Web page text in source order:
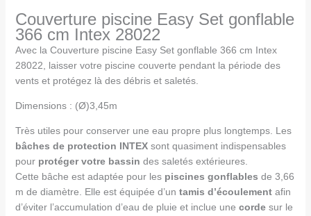
Couverture piscine Easy Set gonflable
366 cm Intex 28022
Avec la Couverture piscine Easy Set gonflable 366 cm Intex
28022, laisser votre piscine couverte pendant la période des
vents et protégez là des débris et saletés.
Dimensions : (Ø)3,45m
Très utiles pour conserver une eau propre plus longtemps. Les
bâches de protection INTEXsont quasiment indispensables
pour protéger votre bassin des saletés extérieures.
Cette bâche est adaptée pour les piscines gonflables de 3,66
m de diamètre. Elle est équipée d’un tamis d’écoulementafin
d’éviter l’accumulation d’eau de pluie et inclue une cordesur le